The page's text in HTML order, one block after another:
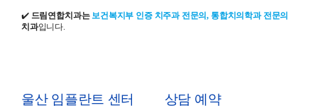
✔️ 드림연합치과는보건복지부 인증 치주과 전문의, 통합치의학과 전문의
치과입니다.
울산 임플란트 센터 상담 예약